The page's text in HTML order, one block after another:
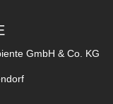
GmbH & Co. KG